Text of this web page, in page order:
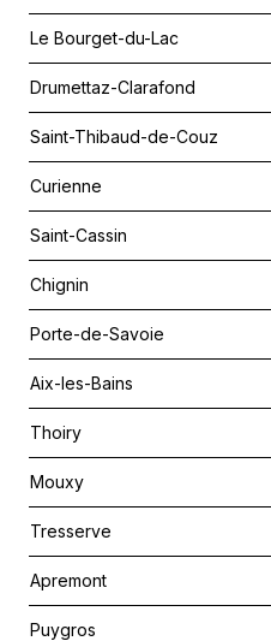
Le Bourget-du-Lac
Drumettaz-Clarafond
Saint-Thibaud-de-Couz
Curienne
Saint-Cassin
Chignin
Porte-de-Savoie
Aix-les-Bains
Thoiry
Mouxy
Tresserve
Apremont
Puygros